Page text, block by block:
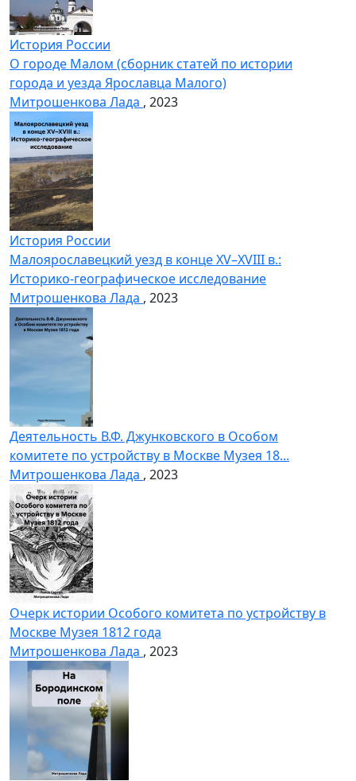
История России
О городе Малом (сборник статей по истории
города и уезда Ярославца Малого)
Митрошенкова Лада , 2023
История России
Малоярославецкий уезд в конце XV–XVIII в.:
Историко-географическое исследование
Митрошенкова Лада , 2023
Деятельность В.Ф. Джунковского в Особом
комитете по устройству в Москве Музея 18...
Митрошенкова Лада , 2023
Очерк истории Особого комитета по устройству в
Москве Музея 1812 года
Митрошенкова Лада , 2023